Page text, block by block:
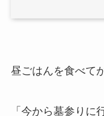
昼ごはんを食べて
「今から墓参りに